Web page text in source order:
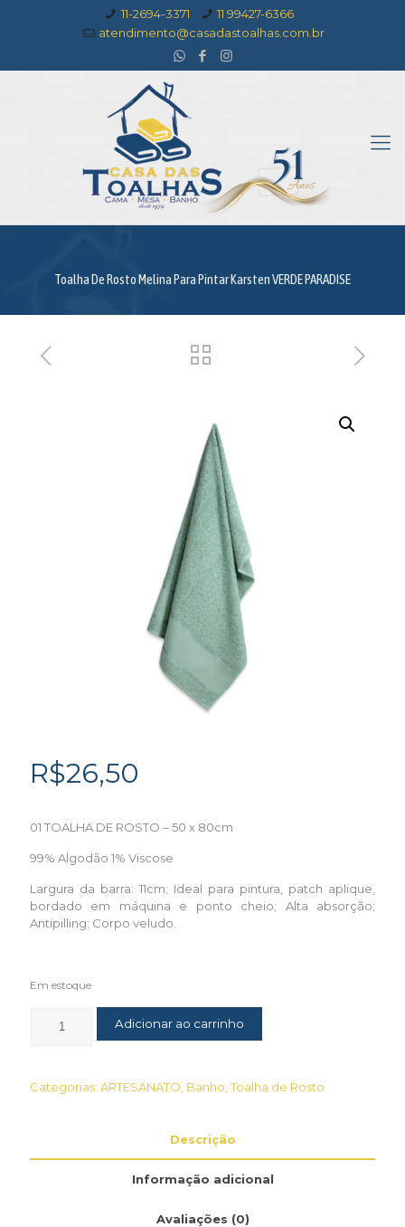
11-2694-3371
11 99427-6366
atendimento@casadastoalhas.com.br
Toalha De Rosto Melina Para Pintar Karsten VERDE PARADISE
R$26,50
01 TOALHA DE ROSTO – 50 x 80cm
99% Algodão 1% Viscose
Largura da barra: 11cm; Ideal para pintura, patch aplique,
bordado em máquina e ponto cheio; Alta absorção;
Antipilling; Corpo veludo.
Em estoque
Adicionar ao carrinho
Categorias: ARTESANATO Banho ,Toalha de Rosto
Descrição
Informação adicional
Avaliações (0)